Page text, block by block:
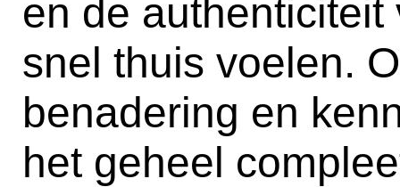
en de
snel thuis voelen.
benadering en
het geheel